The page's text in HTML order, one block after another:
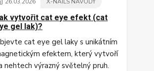
vytvořit cat eye efekt (cat
gel lak)?
cat eye gel laky s unikátním
efektem, který vytvoří
nehtech výrazný světelný pruh.